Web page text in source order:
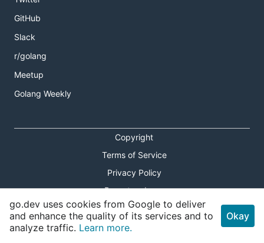
GitHub
Slack
r/golang
Meetup
Golang Weekly
Copyright
Terms of Service
Privacy Policy
Report an Issue
Theme Toggle
Shortcuts Modal
go.dev uses cookies from Google to deliver
and enhance the quality of its services and to
analyze traffic. Learn more.
Okay